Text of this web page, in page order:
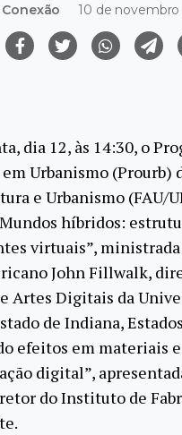
Conexão 10 de
dia 12, às 14:30, o
em Urbanismo (Prourb)
e Urbanismo (FAU/
híbridos:
virtuais”,
John Fillwalk,
Artes Digitais da
de Indiana,
efeitos em materiais
digital”,
do Instituto de